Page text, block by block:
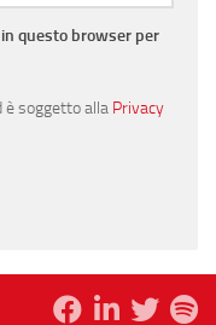
questo browser per
è soggetto alla Privacy